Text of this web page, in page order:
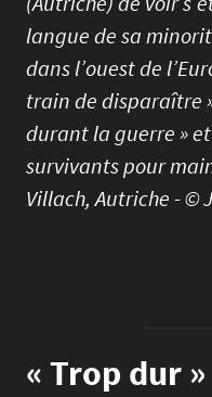
langue de sa
dans l’ouest de
train de disparaître
durant la guerre »
survivants pour
Villach, Autriche - ©
« Trop dur »